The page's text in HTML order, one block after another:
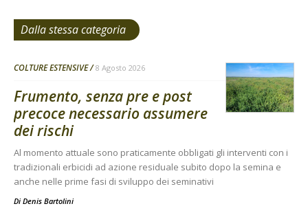
Dalla stessa categoria
COLTURE ESTENSIVE 8 Agosto 2026
Frumento, senza pre e post
precoce necessario assumere
dei rischi
Al momento attuale sono praticamente obbligati gli interventi con i
tradizionali erbicidi ad azione residuale subito dopo la semina e
anche nelle prime fasi di sviluppo dei seminativi
Di Denis Bartolini